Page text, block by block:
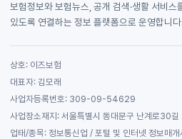
보험정보와 보험뉴스, 공개 검색·생활 서비
있도록 연결하는 정보 플랫폼으로 운영합니
상호: 이즈보험
대표자: 김모래
사업자등록번호: 309-09-54629
사업장소재지: 서울특별시 동대문구 난계로30
업태/종목: 정보통신업 / 포털 및 인터넷 정보매개